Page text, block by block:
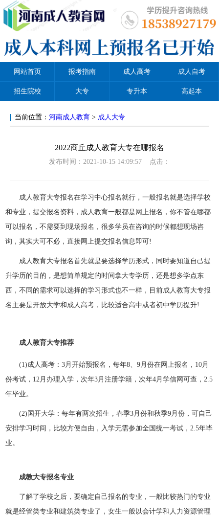
网站首页 报考指南 成人高考 成人自考
招生院校 大专 专升本 高起本
当前位置： 河南成人教育 > 成人大专
2022商丘成人教育大专在哪报名
发布时间：2021-10-15 14:09:57 点击：
成人教育大专报名在学习中心报名就行，一般报名就是选择学校
和专业，提交报名资料，成人教育一般都是网上报名，你不管在哪都
可以报名，不需要到现场报名，很多学员在咨询的时候都想现场咨
询，其实大可不必，直接网上提交报名信息即可!
成人教育大专报名首先就是要选择学历形式，同时要知道自己提
升学历的目的，是想简单规定的时间拿大专学历，还是想多学点东
西，不同的需求可以选择的学习形式也不一样，目前成人教育大专报
名主要是开放大学和成人高考，比较适合高中或者初中学历提升!
成人教育大专推荐
(1)成人高考：3月开始预报名，每年8、9月份在网上报名，10月
份考试，12月办理入学，次年3月注册学籍，次年4月学信网可查，2.5
年毕业。
(2)国开大学：每年有两次招生，春季3月份和秋季9月份，可自己
安排学习时间，比较方便自由，入学无需参加全国统一考试，2.5年毕
业。
成教大专报名专业
了解了学校之后，要确定自己报名的专业，一般比较热门的专业
就是经管类专业和建筑类专业了，女生一般以会计学和人力资源管理